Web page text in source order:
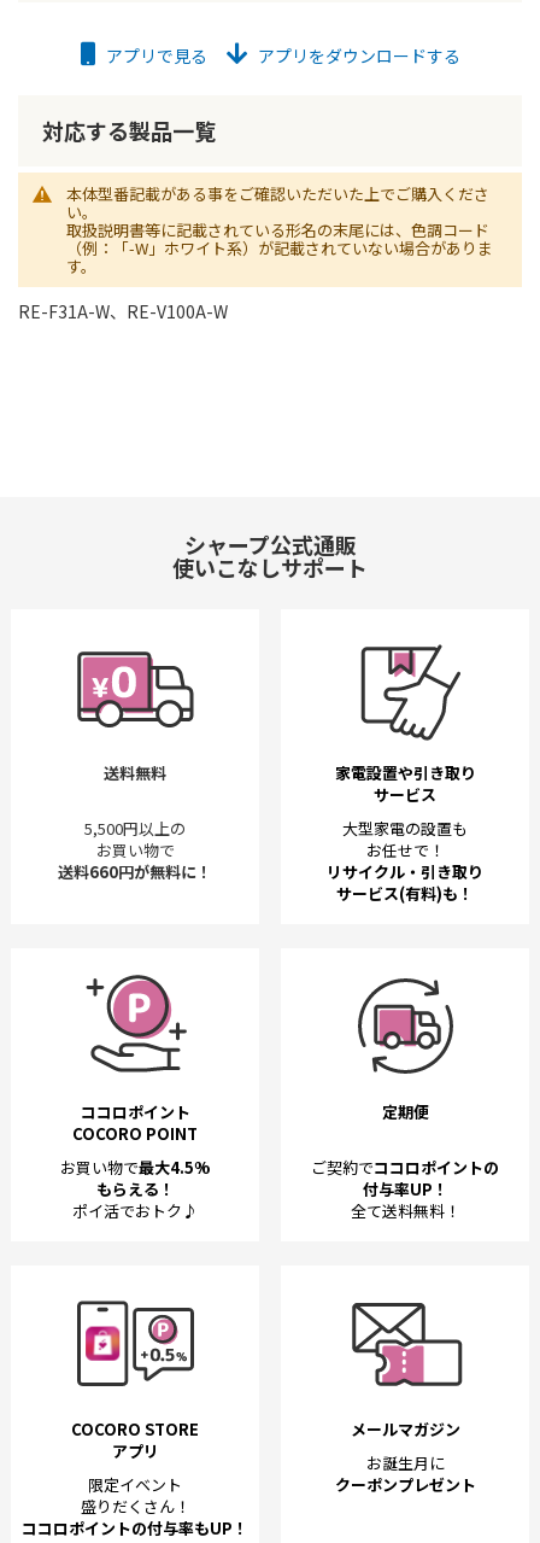
アプリで見る アプリをダウンロードする
対応する製品一覧
本体型番記載がある事をご確認いただいた上でご購入くださ
い。
取扱説明書等に記載されている形名の末尾には、色調コード
（例：「-W」ホワイト系）が記載されていない場合がありま
す。
RE-F31A-W、RE-V100A-W
シャープ公式通販
使いこなしサポート
送料無料
5,500円以上の
お買い物で
送料660円が無料に！
家電設置や引き取り
サービス
大型家電の設置も
お任せで！
リサイクル・引き取り
サービス(有料)も！
ココロポイント
COCORO POINT
お買い物で最大4.5%
もらえる！
ポイ活でおトク♪
定期便
ご契約でココロポイントの
付与率UP！
全て送料無料！
COCORO STORE
アプリ
限定イベント
盛りだくさん！
ココロポイントの付与率もUP！
メールマガジン
お誕生月に
クーポンプレゼント